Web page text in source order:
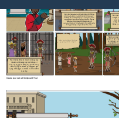
Create your own at Storyboard That
Siya ang nagmamay-ari ng karangalan bilang
pinakamahusay na makata sa kanilang lugar.
Malakas at mataas din siya. Si Liongo ay hindi
nasusugatan ng ano mang mga armas. Ngunit
kung siya ay natamaan ng karayon ay
mamamatay siya. Tanging siya at ang kanyang
inang si Mbwasho ang nakakaalam nito.
Hari siya
Shangha
siya
unang
Ahmad na
Nais ni Haring Ahmad na mawala si Liongo kaya
ikinadena at ikinulong siya nito. Nakaisip si
Liongo ng pagpupuri. Habang ang parirala nito ay
inaawit ng mga nasa labas ng bilangguan, bigla
siyang nakahulagpos sa tanikala na hindi nakikita
ng bantay.
Tumakas siya at nanirahan sa Watwa kasama
Nagsanay siyang
paghawak ng
na kinalaunan ay
sa paligsahan ng